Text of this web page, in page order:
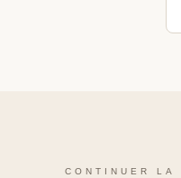
CONTINUER LA